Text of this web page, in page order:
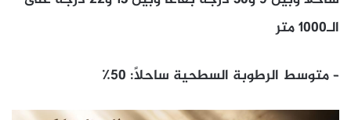
الـ١٠٠٠ متر
– متوسط الرطوبة السطحية ساحلاً: ٥٠٪